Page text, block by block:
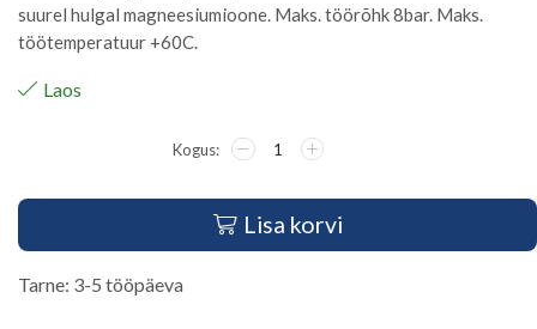
suurel hulgal magneesiumioone. Maks. töörõhk 8bar. Maks.
töötemperatuur +60C.
Laos
Lisa korvi
Tarne: 3-5 tööpäeva